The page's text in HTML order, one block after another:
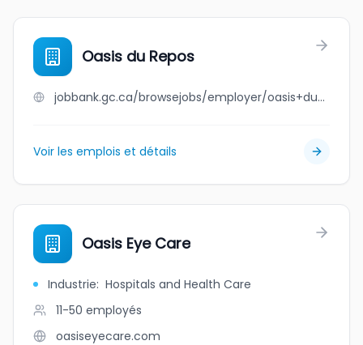
Oasis du Repos
jobbank.gc.ca/browsejobs/employer/oasis+du+repos/ca
Voir les emplois et détails
Oasis Eye Care
Industrie: Hospitals and Health Care
11-50 employés
oasiseyecare.com